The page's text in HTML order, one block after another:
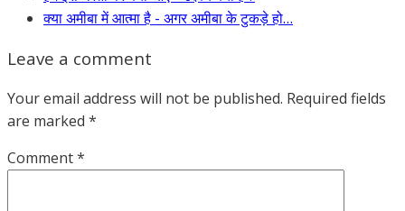
क्या अमीबा में आत्मा है - अगर अमीबा के टुकड़े हो…
Leave a comment
Your email address will not be published. Required fields
are marked *
Comment*